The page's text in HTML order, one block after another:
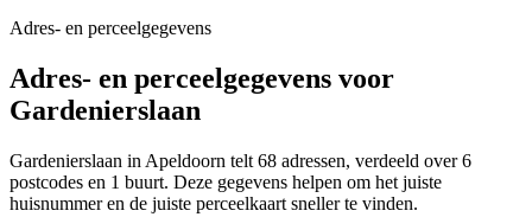
Adres- en perceelgegevens
Adres- en perceelgegevens voor
Gardenierslaan
Gardenierslaan in Apeldoorn telt 68 adressen, verdeeld over 6
postcodes en 1 buurt. Deze gegevens helpen om het juiste
huisnummer en de juiste perceelkaart sneller te vinden.